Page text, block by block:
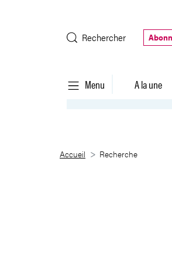
Rechercher
Menu A la une
Recherche
Accueil Recherche